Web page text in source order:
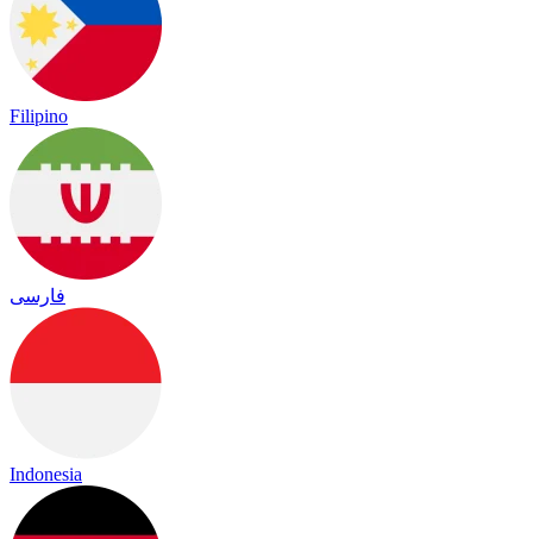
Filipino
فارسی
Indonesia